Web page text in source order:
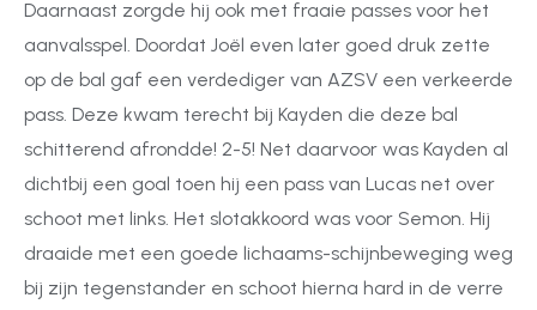
Daarnaast zorgde hij ook met fraaie passes voor het
aanvalsspel. Doordat Joël even later goed druk zette
op de bal gaf een verdediger van AZSV een verkeerde
pass. Deze kwam terecht bij Kayden die deze bal
schitterend afrondde! 2-5! Net daarvoor was Kayden al
dichtbij een goal toen hij een pass van Lucas net over
schoot met links. Het slotakkoord was voor Semon. Hij
draaide met een goede lichaams-schijnbeweging weg
bij zijn tegenstander en schoot hierna hard in de verre